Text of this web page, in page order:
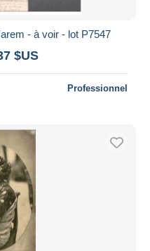
- à voir - lot P7547
$US
Professionnel